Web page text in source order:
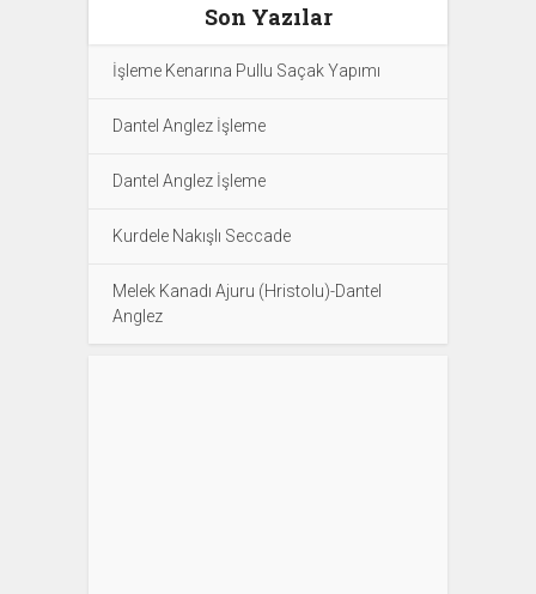
Son Yazılar
İşleme Kenarına Pullu Saçak Yapımı
Dantel Anglez İşleme
Dantel Anglez İşleme
Kurdele Nakışlı Seccade
Melek Kanadı Ajuru (Hristolu)-Dantel
Anglez